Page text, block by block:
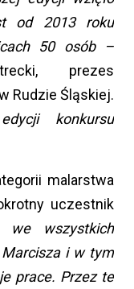
od 2013 roku
50 osób –
prezes
Rudzie Śląskiej.
konkursu
malarstwa
uczestnik
we wszystkich
i w tym
prace. Przez te